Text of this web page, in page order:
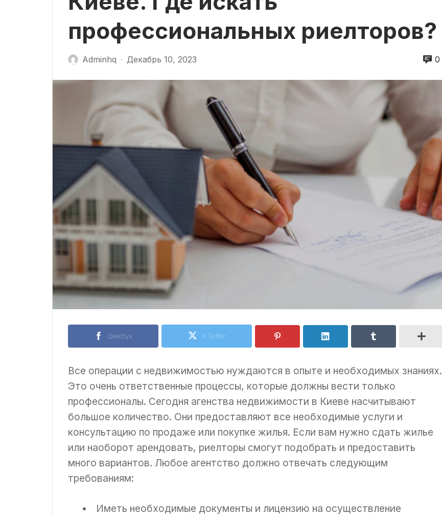
профессиональных риелторов?
Adminhq - Декабрь 10, 2023 0
Фейсбук X Twitter
Все операции с недвижимостью нуждаются в опыте и необходимых знаниях.
Это очень ответственные процессы, которые должны вести только
профессионалы. Сегодня агенства недвижимости в Киеве насчитывают
большое количество. Они предоставляют все необходимые услуги и
консультацию по продаже или покупке жилья. Если вам нужно сдать жилье
или наоборот арендовать, риелторы смогут подобрать и предоставить
много вариантов. Любое агентство должно отвечать следующим
требованиям:
Иметь необходимые документы и лицензию на осуществление